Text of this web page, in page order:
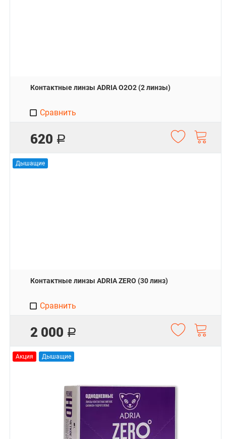
Контактные линзы ADRIA O2O2 (2 линзы)
620 Р
Сравнить
Дышащие
Контактные линзы ADRIA ZERO (30 линз)
2 000 Р
Сравнить
Акция Дышащие